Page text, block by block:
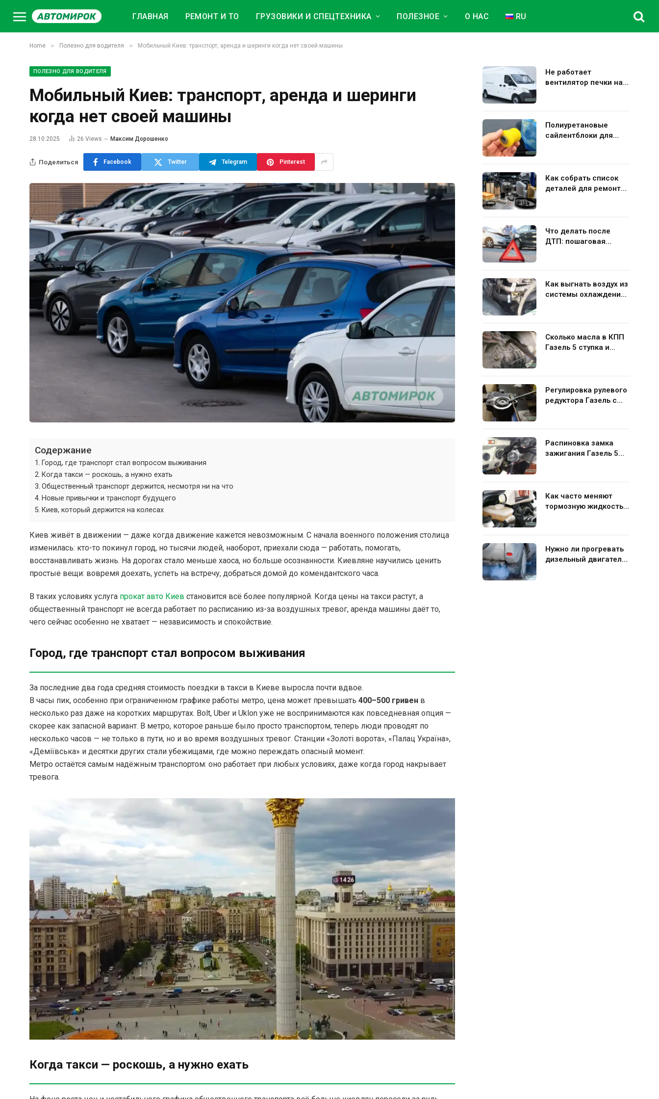
ГЛАВНАЯ РЕМОНТ И ТО ГРУЗОВИКИ И СПЕЦТЕХНИКА ПОЛЕЗНОЕ О НАС RU
Home » Полезно для водителя » Мобильный Киев: транспорт, аренда и шеринги когда нет своей машины
ПОЛЕЗНО ДЛЯ ВОДИТЕЛЯ
Мобильный Киев: транспорт, аренда и шеринги
когда нет своей машины
28.10.2025 26 Views Максим Дорошенко
Поделиться Facebook Twitter Telegram Pinterest
Содержание
Город, где транспорт стал вопросом выживания
Когда такси — роскошь, а нужно ехать
Общественный транспорт держится, несмотря ни на что
Новые привычки и транспорт будущего
Киев, который держится на колесах
Киев живёт в движении — даже когда движение кажется невозможным. С начала военного положения столица
изменилась: кто-то покинул город, но тысячи людей, наоборот, приехали сюда — работать, помогать,
восстанавливать жизнь. На дорогах стало меньше хаоса, но больше осознанности. Киевляне научились ценить
простые вещи: вовремя доехать, успеть на встречу, добраться домой до комендантского часа.
В таких условиях услуга прокат авто Киев становится всё более популярной. Когда цены на такси растут, а
общественный транспорт не всегда работает по расписанию из-за воздушных тревог, аренда машины даёт то,
чего сейчас особенно не хватает — независимость и спокойствие.
Город, где транспорт стал вопросом выживания
За последние два года средняя стоимость поездки в такси в Киеве выросла почти вдвое.
В часы пик, особенно при ограниченном графике работы метро, цена может превышать 400–500 гривен в
несколько раз даже на коротких маршрутах. Bolt, Uber и Uklon уже не воспринимаются как повседневная опция —
скорее как запасной вариант. В метро, которое раньше было просто транспортом, теперь люди проводят по
несколько часов — не только в пути, но и во время воздушных тревог. Станции «Золоті ворота», «Палац Україна»,
«Деміївська» и десятки других стали убежищами, где можно переждать опасный момент.
Метро остаётся самым надёжным транспортом: оно работает при любых условиях, даже когда город накрывает
тревога.
Когда такси — роскошь, а нужно ехать
Не работает
вентилятор печки на
Полиуретановые
сайлентблоки для
Как собрать список
деталей для ремонта
Что делать после
ДТП: пошаговая
Как выгнать воздух из
системы охлаждения
Сколько масла в КПП
Газель 5 ступка и
Регулировка рулевого
редуктора Газель с
Распиновка замка
зажигания Газель 5
Как часто меняют
тормозную жидкость в
Нужно ли прогревать
дизельный двигатель